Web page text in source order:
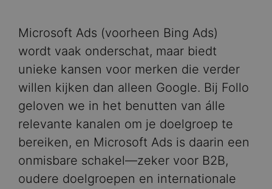
Microsoft Ads (voorheen Bing Ads)
wordt vaak onderschat, maar biedt
unieke kansen voor merken die verder
willen kijken dan alleen Google. Bij Follo
geloven we in het benutten van álle
relevante kanalen om je doelgroep te
bereiken, en Microsoft Ads is daarin een
onmisbare schakel—zeker voor B2B,
oudere doelgroepen en internationale